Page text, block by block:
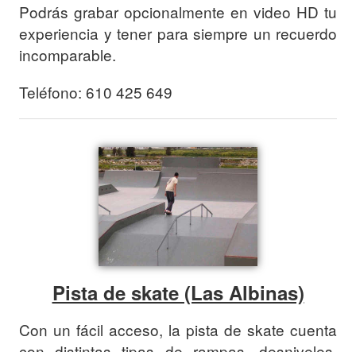
Podrás grabar opcionalmente en video HD tu
experiencia y tener para siempre un recuerdo
incomparable.
Teléfono: 610 425 649
Pista de skate (Las Albinas)
Con un fácil acceso, la pista de skate cuenta